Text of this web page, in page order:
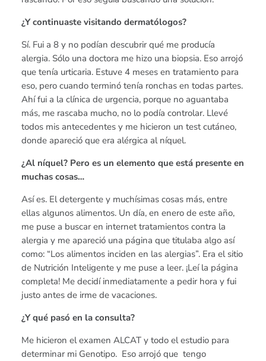
¿Y continuaste visitando dermatólogos?
Sí. Fui a 8 y no podían descubrir qué me producía
alergia. Sólo una doctora me hizo una biopsia. Eso arrojó
que tenía urticaria. Estuve 4 meses en tratamiento para
eso, pero cuando terminó tenía ronchas en todas partes.
Ahí fui a la clínica de urgencia, porque no aguantaba
más, me rascaba mucho, no lo podía controlar. Llevé
todos mis antecedentes y me hicieron un test cutáneo,
donde apareció que era alérgica al níquel.
¿Al níquel? Pero es un elemento que está presente en
muchas cosas…
Así es. El detergente y muchísimas cosas más, entre
ellas algunos alimentos. Un día, en enero de este año,
me puse a buscar en internet tratamientos contra la
alergia y me apareció una página que titulaba algo así
como: “Los alimentos inciden en las alergias”. Era el sitio
de Nutrición Inteligente y me puse a leer. ¡Leí la página
completa! Me decidí inmediatamente a pedir hora y fui
justo antes de irme de vacaciones.
¿Y qué pasó en la consulta?
Me hicieron el examen ALCAT y todo el estudio para
determinar mi Genotipo. Eso arrojó que tengo